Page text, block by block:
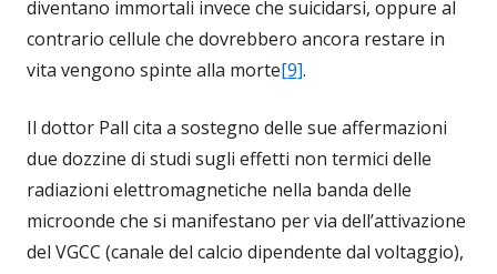
diventano immortali invece che suicidarsi, oppure al
contrario cellule che dovrebbero ancora restare in
vita vengono spinte alla morte[9].
Il dottor Pall cita a sostegno delle sue affermazioni
due dozzine di studi sugli effetti non termici delle
radiazioni elettromagnetiche nella banda delle
microonde che si manifestano per via dell’attivazione
del VGCC (canale del calcio dipendente dal voltaggio),